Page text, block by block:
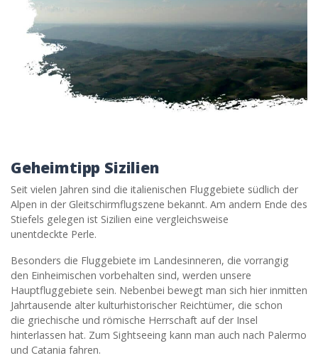
Geheimtipp Sizilien
Seit vielen Jahren sind die italienischen Fluggebiete südlich der
Alpen in der Gleitschirmflugszene bekannt. Am andern Ende des
Stiefels gelegen ist Sizilien eine vergleichsweise
unentdeckte Perle.
Besonders die Fluggebiete im Landesinneren, die vorrangig
den Einheimischen vorbehalten sind, werden unsere
Hauptfluggebiete sein. Nebenbei bewegt man sich hier inmitten
Jahrtausende alter kulturhistorischer Reichtümer, die schon
die griechische und römische Herrschaft auf der Insel
hinterlassen hat. Zum Sightseeing kann man auch nach Palermo
und Catania fahren.